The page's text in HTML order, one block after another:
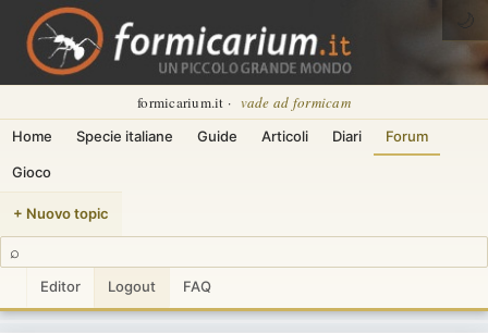
formicarium.it · vade ad formicam
Home Specie italiane Guide Articoli Diari Forum
Gioco
+ Nuovo topic
⌕
Editor Logout FAQ
🌙